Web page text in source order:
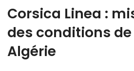
Corsica Linea :
des conditions
Algérie